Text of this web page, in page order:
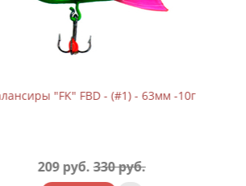
Гранулы Loonva (с силиконовыми
370 руб. 455 руб.